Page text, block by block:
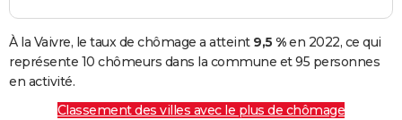
À la Vaivre, le taux de chômage a atteint 9,5 %en 2022, ce qui
représente 10 chômeurs dans la commune et 95 personnes
en activité.
Classement des villes avec le plus de chômage